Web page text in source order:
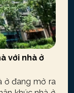
với nhà ở
ở đang mở ra